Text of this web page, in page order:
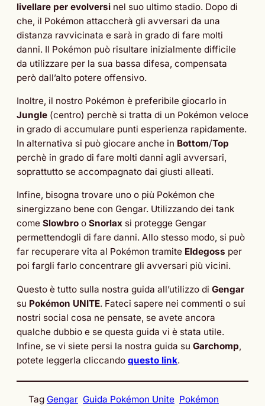
livellare per evolversi nel suo ultimo stadio. Dopo di
che, il Pokémon attaccherà gli avversari da una
distanza ravvicinata e sarà in grado di fare molti
danni. Il Pokémon può risultare inizialmente difficile
da utilizzare per la sua bassa difesa, compensata
però dall’alto potere offensivo.
Inoltre, il nostro Pokémon è preferibile giocarlo in
Jungle (centro) perchè si tratta di un Pokémon veloce
in grado di accumulare punti esperienza rapidamente.
In alternativa si può giocare anche in Bottom/Top
perchè in grado di fare molti danni agli avversari,
soprattutto se accompagnato dai giusti alleati.
Infine, bisogna trovare uno o più Pokémon che
sinergizzano bene con Gengar. Utilizzando dei tank
come Slowbro o Snorlax si protegge Gengar
permettendogli di fare danni. Allo stesso modo, si può
far recuperare vita al Pokémon tramite Eldegoss per
poi fargli farlo concentrare gli avversari più vicini.
Questo è tutto sulla nostra guida all’utilizzo di Gengar
su Pokémon UNITE. Fateci sapere nei commenti o sui
nostri social cosa ne pensate, se avete ancora
qualche dubbio e se questa guida vi è stata utile.
Infine, se vi siete persi la nostra guida su Garchomp,
potete leggerla cliccando questo link.
Tag Gengar Guida Pokémon Unite Pokémon